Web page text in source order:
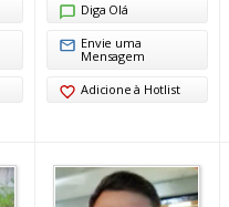
Diga Olá
Envie uma
Mensagem
Adicione à Hotlist